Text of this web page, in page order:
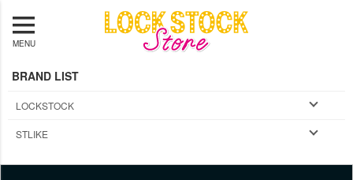
MENU
BRAND LIST
LOCKSTOCK
STLIKE